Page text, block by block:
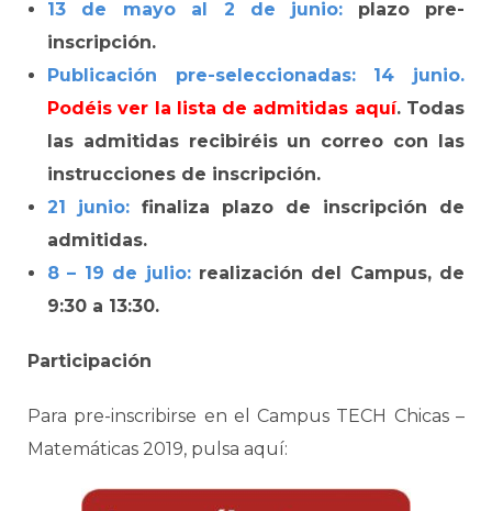
13 de mayo al 2 de junio:
plazo pre-
inscripción.
Publicación pre-seleccionadas: 14 junio.
Podéis ver la lista de admitidas aquí. Todas
las admitidas recibiréis un correo con las
instrucciones de inscripción.
21 junio: finaliza plazo de inscripción de
admitidas.
8 – 19 de julio:realización del Campus, de
9:30 a 13:30.
Participación
Para pre-inscribirse en el Campus TECH Chicas –
Matemáticas 2019, pulsa aquí: